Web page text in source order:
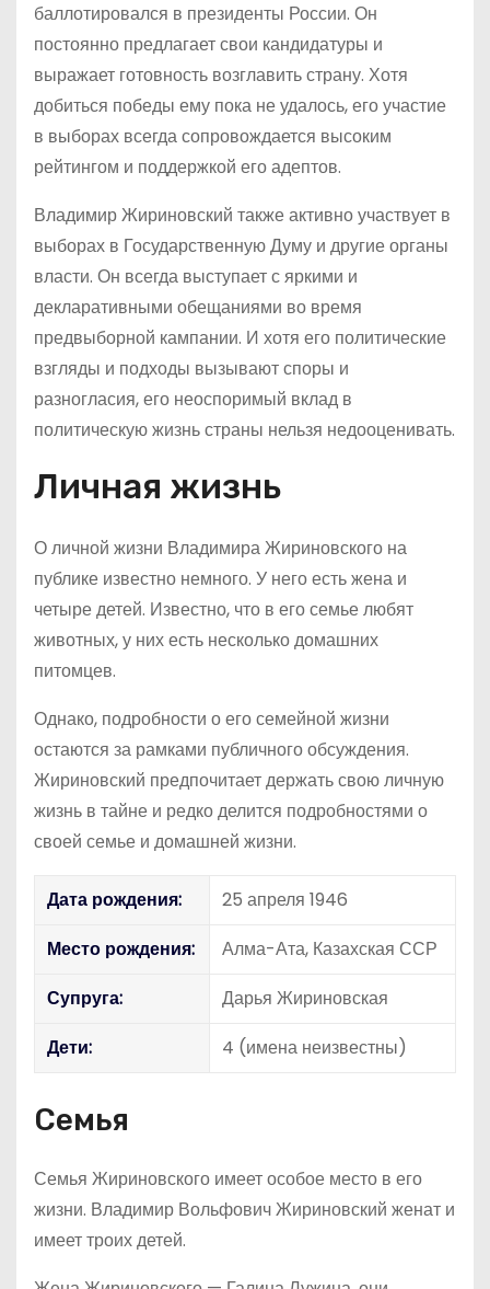
баллотировался в президенты России. Он
постоянно предлагает свои кандидатуры и
выражает готовность возглавить страну. Хотя
добиться победы ему пока не удалось, его участие
в выборах всегда сопровождается высоким
рейтингом и поддержкой его адептов.
Владимир Жириновский также активно участвует в
выборах в Государственную Думу и другие органы
власти. Он всегда выступает с яркими и
декларативными обещаниями во время
предвыборной кампании. И хотя его политические
взгляды и подходы вызывают споры и
разногласия, его неоспоримый вклад в
политическую жизнь страны нельзя недооценивать.
Личная жизнь
О личной жизни Владимира Жириновского на
публике известно немного. У него есть жена и
четыре детей. Известно, что в его семье любят
животных, у них есть несколько домашних
питомцев.
Однако, подробности о его семейной жизни
остаются за рамками публичного обсуждения.
Жириновский предпочитает держать свою личную
жизнь в тайне и редко делится подробностями о
своей семье и домашней жизни.
Дата рождения:
25 апреля 1946
Место рождения:
Алма-Ата, Казахская ССР
Супруга:
Дарья Жириновская
Дети:
4 (имена неизвестны)
Семья
Семья Жириновского имеет особое место в его
жизни. Владимир Вольфович Жириновский женат и
имеет троих детей.